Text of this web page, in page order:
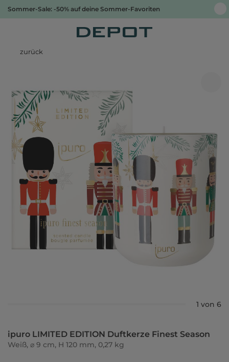
Sommer-Sale: -50% auf deine Sommer-Favoriten
zurück
1 von 6
ipuro LIMITED EDITION Duftkerze Finest Season
Weiß, ⌀ 9 cm, H 120 mm, 0,27 kg